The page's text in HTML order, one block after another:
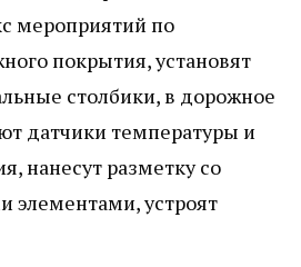
мероприятий по
покрытия, установят
столбики, в дорожное
датчики температуры и
нанесут разметку со
элементами, устроят